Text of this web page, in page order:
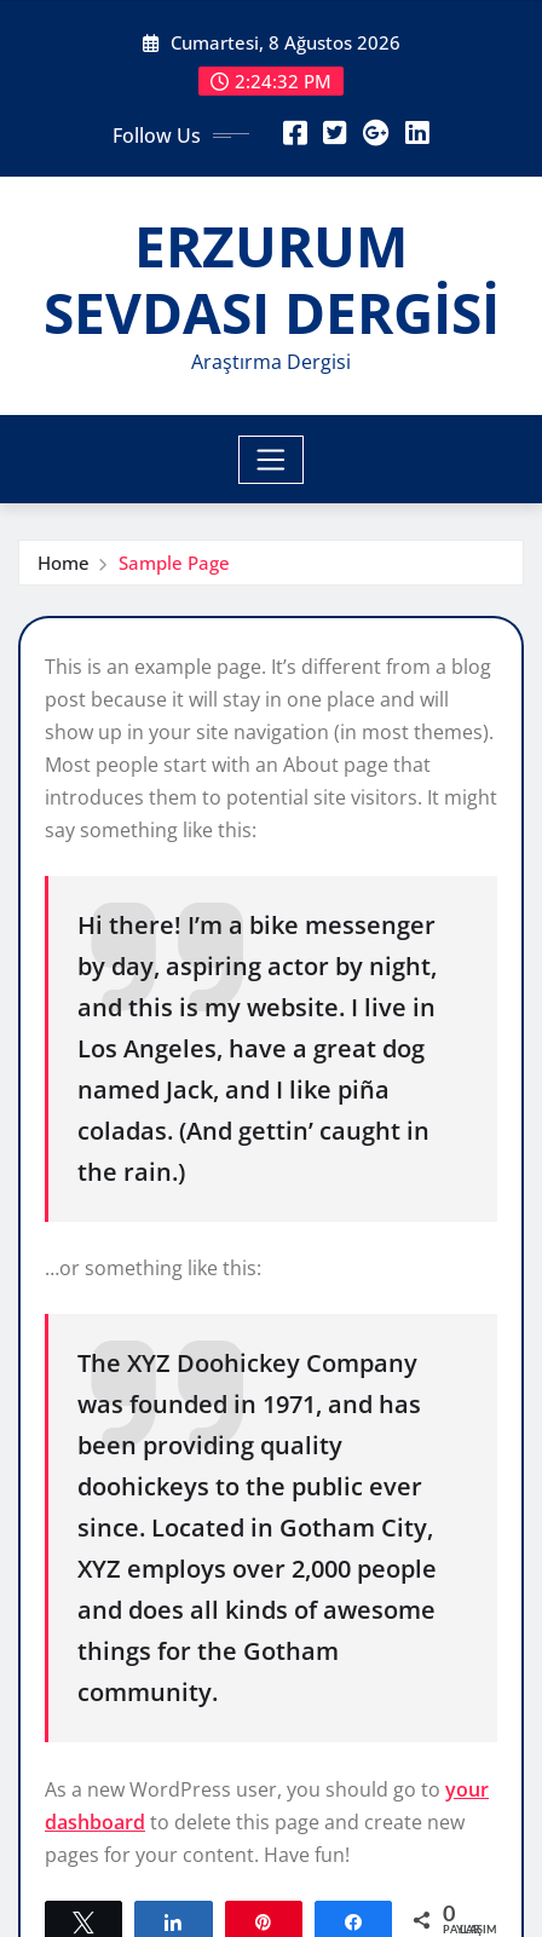
Cumartesi, 8 Ağustos 2026
2:24:34 PM
Follow Us
ERZURUM
SEVDASI DERGİSİ
Araştırma Dergisi
Home Sample Page
This is an example page. It’s different from a blog
post because it will stay in one place and will
show up in your site navigation (in most themes).
Most people start with an About page that
introduces them to potential site visitors. It might
say something like this:
Hi there! I’m a bike messenger
by day, aspiring actor by night,
and this is my website. I live in
Los Angeles, have a great dog
named Jack, and I like piña
coladas. (And gettin’ caught in
the rain.)
…or something like this:
The XYZ Doohickey Company
was founded in 1971, and has
been providing quality
doohickeys to the public ever
since. Located in Gotham City,
XYZ employs over 2,000 people
and does all kinds of awesome
things for the Gotham
community.
As a new WordPress user, you should go to your
dashboard to delete this page and create new
pages for your content. Have fun!
Tweetle Paylaş 0
PAYLAŞIMLAR